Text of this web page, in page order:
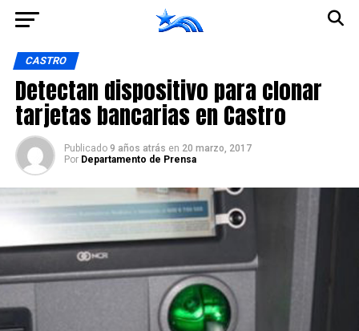
CASTRO
Detectan dispositivo para clonar
tarjetas bancarias en Castro
Publicado 9 años atrás en 20 marzo, 2017
Por Departamento de Prensa
Ir a la versión móvil